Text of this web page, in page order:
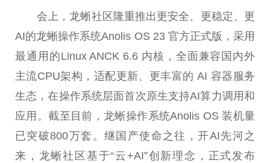
会上，龙蜥社区隆重推出更安全、更稳定、更
AI的龙蜥操作系统Anolis OS 23 官方正式版，采用
最通用的Linux ANCK 6.6 内核，全面兼容国内外
主流CPU架构，适配更新、更丰富的 AI 容器服务
生态，在操作系统层面首次原生支持AI算力调用和
应用。截至目前，龙蜥操作系统Anolis OS 装机量
已突破800万套。继国产使命 之往，开AI先河之
来，龙蜥社区基于“云+AI”创新理念，正式发布